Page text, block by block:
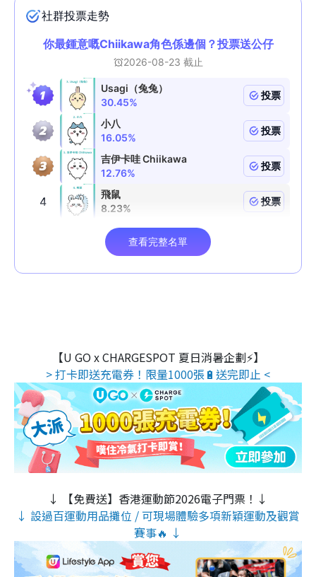
【U GO x CHARGESPOT 夏日消暑企劃⚡】
> 打卡即送充電券！限量1000張🔋送完即止 <
↓ 【免費送】香港運動節2026電子門票！↓
↓ 設過百運動用品攤位 / 可現場體驗多項新穎運動及觀賞
賽事🔥 ↓